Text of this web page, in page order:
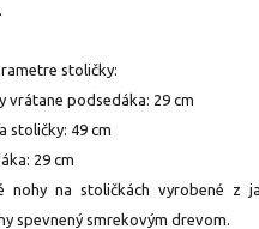
stoličky:
vrátane podsedáka: 29 cm
stoličky: 49 cm
29 cm
nohy na stoličkách vyrobené z
spevnený smrekovým drevom.